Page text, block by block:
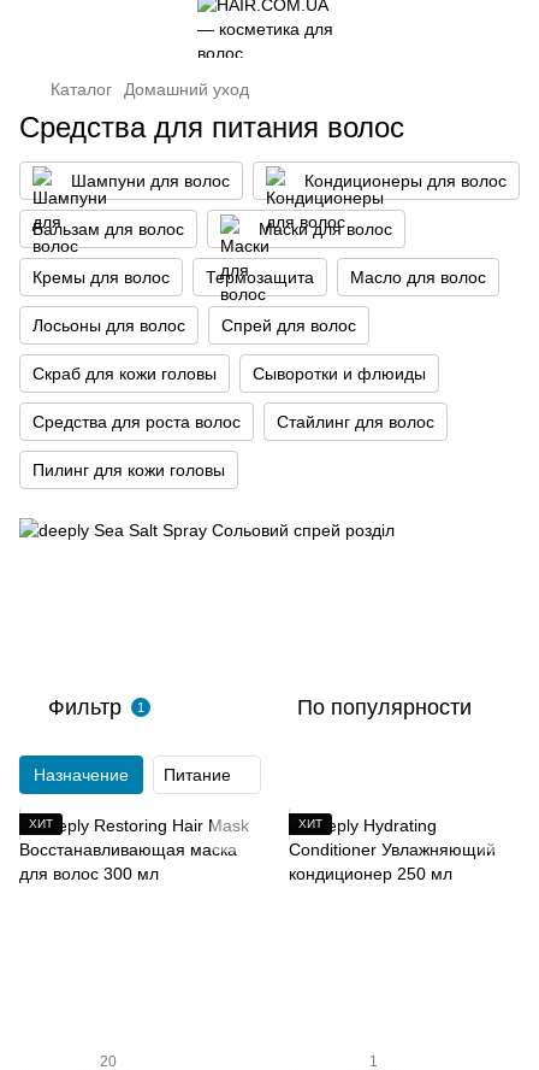
Каталог Домашний уход
Средства для питания волос
Шампуни для волос Кондиционеры для волос
Бальзам для волос Маски для волос
Кремы для волос Термозащита Масло для волос
Лосьоны для волос Спрей для волос
Скраб для кожи головы Сыворотки и флюиды
Средства для роста волос Стайлинг для волос
Пилинг для кожи головы
Фильтр 1 По популярности
Назначение Питание
ХИТ
20
ХИТ
1